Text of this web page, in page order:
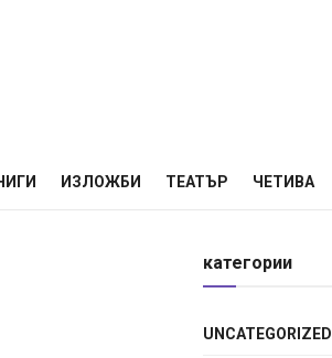
ИЗЛОЖБИ ТЕАТЪР ЧЕТИВА
категории
UNCATEGORIZED